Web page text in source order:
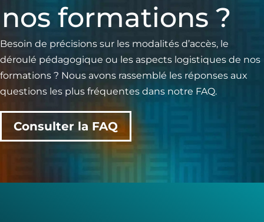
nos formations ?
Besoin de précisions sur les modalités d’accès, le
déroulé pédagogique ou les aspects logistiques de nos
formations ? Nous avons rassemblé les réponses aux
questions les plus fréquentes dans notre FAQ.
Consulter la FAQ